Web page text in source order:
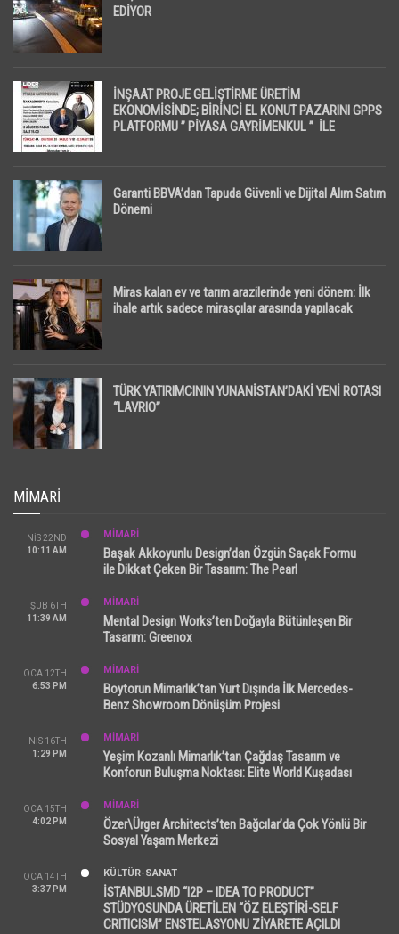
EDİYOR
İNŞAAT PROJE GELİŞTİRME ÜRETİM
EKONOMİSİNDE; BİRİNCİ EL KONUT PAZARINI GPPS
PLATFORMU ” PİYASA GAYRİMENKUL ” İLE
Garanti BBVA’dan Tapuda Güvenli ve Dijital Alım Satım
Dönemi
Miras kalan ev ve tarım arazilerinde yeni dönem: İlk
ihale artık sadece mirasçılar arasında yapılacak
TÜRK YATIRIMCININ YUNANİSTAN’DAKİ YENİ ROTASI
“LAVRIO”
MIMARI
NIS 22ND
10:11 AM
MİMARİ
Başak Akkoyunlu Design’dan Özgün Saçak Formu
ile Dikkat Çeken Bir Tasarım: The Pearl
ŞUB 6TH
11:39 AM
MİMARİ
Mental Design Works’ten Doğayla Bütünleşen Bir
Tasarım: Greenox
OCA 12TH
6:53 PM
MİMARİ
Boytorun Mimarlık’tan Yurt Dışında İlk Mercedes-
Benz Showroom Dönüşüm Projesi
NIS 16TH
1:29 PM
MİMARİ
Yeşim Kozanlı Mimarlık’tan Çağdaş Tasarım ve
Konforun Buluşma Noktası: Elite World Kuşadası
OCA 15TH
4:02 PM
MİMARİ
Özer\Ürger Architects’ten Bağcılar’da Çok Yönlü Bir
Sosyal Yaşam Merkezi
OCA 14TH
3:37 PM
KÜLTÜR-SANAT
İSTANBULSMD “I2P – IDEA TO PRODUCT”
STÜDYOSUNDA ÜRETİLEN “ÖZ ELEŞTİRİ-SELF
CRITICISM” ENSTELASYONU ZİYARETE AÇILDI